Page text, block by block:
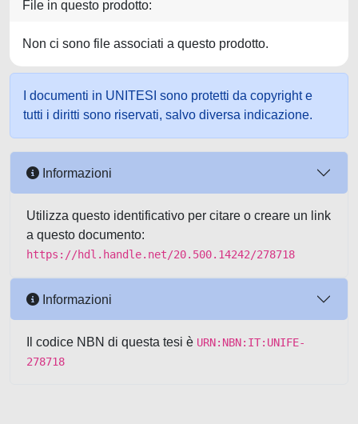
File in questo prodotto:
Non ci sono file associati a questo prodotto.
I documenti in UNITESI sono protetti da copyright e
tutti i diritti sono riservati, salvo diversa indicazione.
Informazioni
Utilizza questo identificativo per citare o creare un link
a questo documento:
https://hdl.handle.net/20.500.14242/278718
Informazioni
Il codice NBN di questa tesi è URN:NBN:IT:UNIFE-
278718